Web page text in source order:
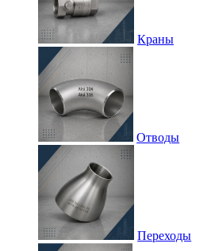
Краны
Отводы
Переходы